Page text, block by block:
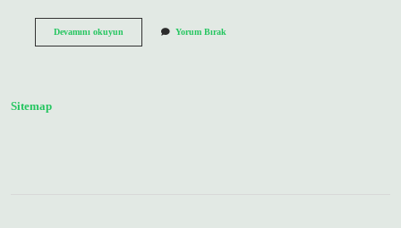
Devamını okuyunOmurga
Yorum Bırak
Sitemap